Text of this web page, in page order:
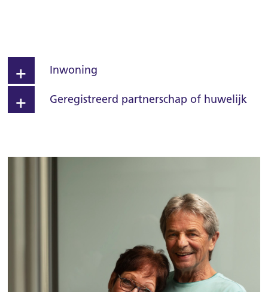
Inwoning
Geregistreerd partnerschap of huwelijk